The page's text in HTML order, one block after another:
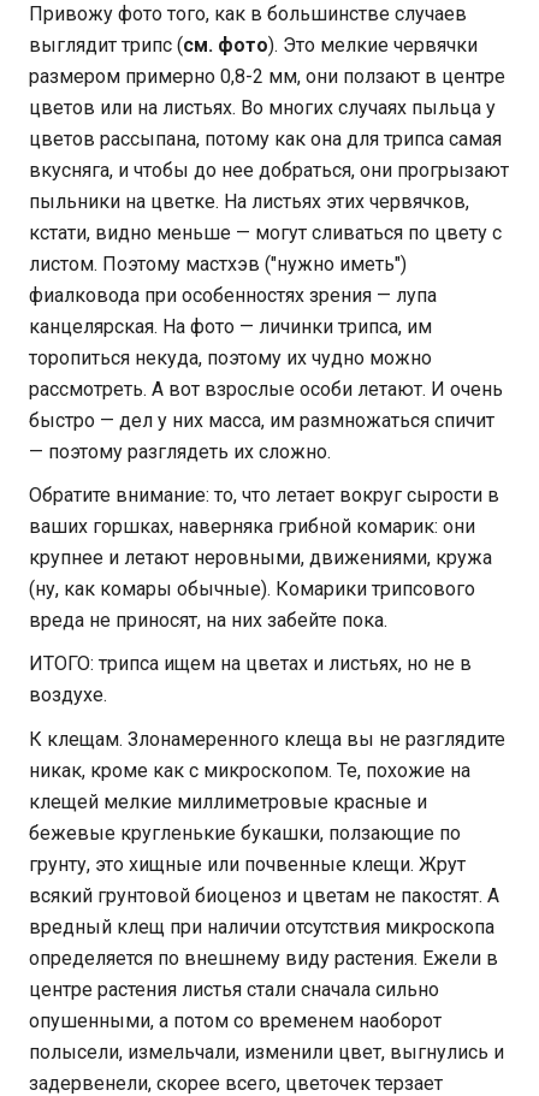
Привожу фото того, как в большинстве случаев
выглядит трипс (см. фото). Это мелкие червячки
размером примерно 0,8-2 мм, они ползают в центре
цветов или на листьях. Во многих случаях пыльца у
цветов рассыпана, потому как она для трипса самая
вкусняга, и чтобы до нее добраться, они прогрызают
пыльники на цветке. На листьях этих червячков,
кстати, видно меньше — могут сливаться по цвету с
листом. Поэтому мастхэв ("нужно иметь")
фиалковода при особенностях зрения — лупа
канцелярская. На фото — личинки трипса, им
торопиться некуда, поэтому их чудно можно
рассмотреть. А вот взрослые особи летают. И очень
быстро — дел у них масса, им размножаться спичит
— поэтому разглядеть их сложно.
Обратите внимание: то, что летает вокруг сырости в
ваших горшках, наверняка грибной комарик: они
крупнее и летают неровными, движениями, кружа
(ну, как комары обычные). Комарики трипсового
вреда не приносят, на них забейте пока.
ИТОГО: трипса ищем на цветах и листьях, но не в
воздухе.
К клещам. Злонамеренного клеща вы не разглядите
никак, кроме как с микроскопом. Те, похожие на
клещей мелкие миллиметровые красные и
бежевые кругленькие букашки, ползающие по
грунту, это хищные или почвенные клещи. Жрут
всякий грунтовой биоценоз и цветам не пакостят. А
вредный клещ при наличии отсутствия микроскопа
определяется по внешнему виду растения. Ежели в
центре растения листья стали сначала сильно
опушенными, а потом со временем наоборот
полысели, измельчали, изменили цвет, выгнулись и
задервенели, скорее всего, цветочек терзает